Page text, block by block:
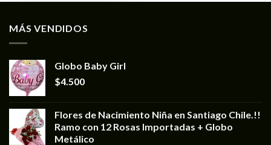
MÁS VENDIDOS
Globo Baby Girl
$4.500
Flores de Nacimiento Niña en Santiago Chile.!!
Ramo con 12 Rosas Importadas + Globo
Metálico